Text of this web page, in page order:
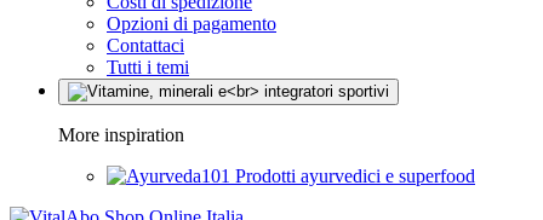
Opzioni di pagamento
Contattaci
Tutti i temi
More inspiration
Prodotti ayurvedici e superfood